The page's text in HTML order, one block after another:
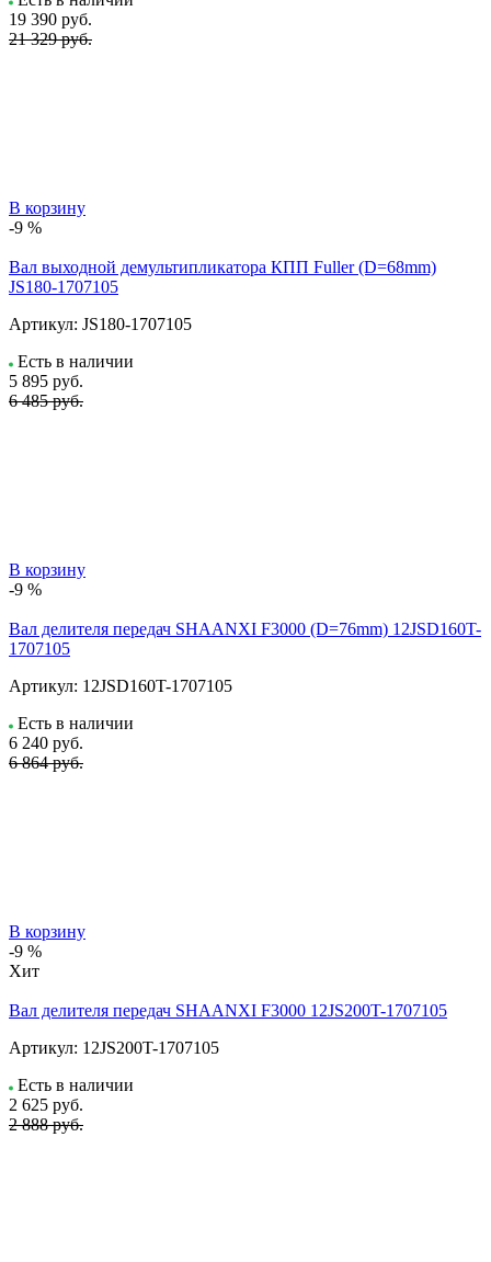
19 390 руб.
21 329 руб.
В корзину
-9 %
Вал выходной демультипликатора КПП Fuller (D=68mm)
JS180-1707105
Артикул: JS180-1707105
Есть в наличии
5 895 руб.
6 485 руб.
В корзину
-9 %
Вал делителя передач SHAANXI F3000 (D=76mm) 12JSD160T-
1707105
Артикул: 12JSD160T-1707105
Есть в наличии
6 240 руб.
6 864 руб.
В корзину
-9 %
Хит
Вал делителя передач SHAANXI F3000 12JS200T-1707105
Артикул: 12JS200T-1707105
Есть в наличии
2 625 руб.
2 888 руб.